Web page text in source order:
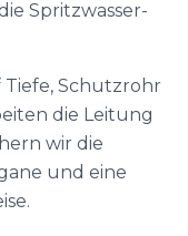
Spritzwasser-
Schutzrohr
die Leitung
wir die
und eine